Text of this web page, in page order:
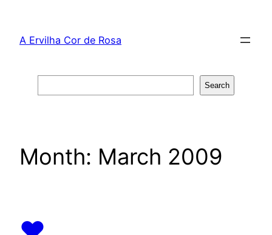
content
A Ervilha Cor de Rosa
Search
Month: March 2009